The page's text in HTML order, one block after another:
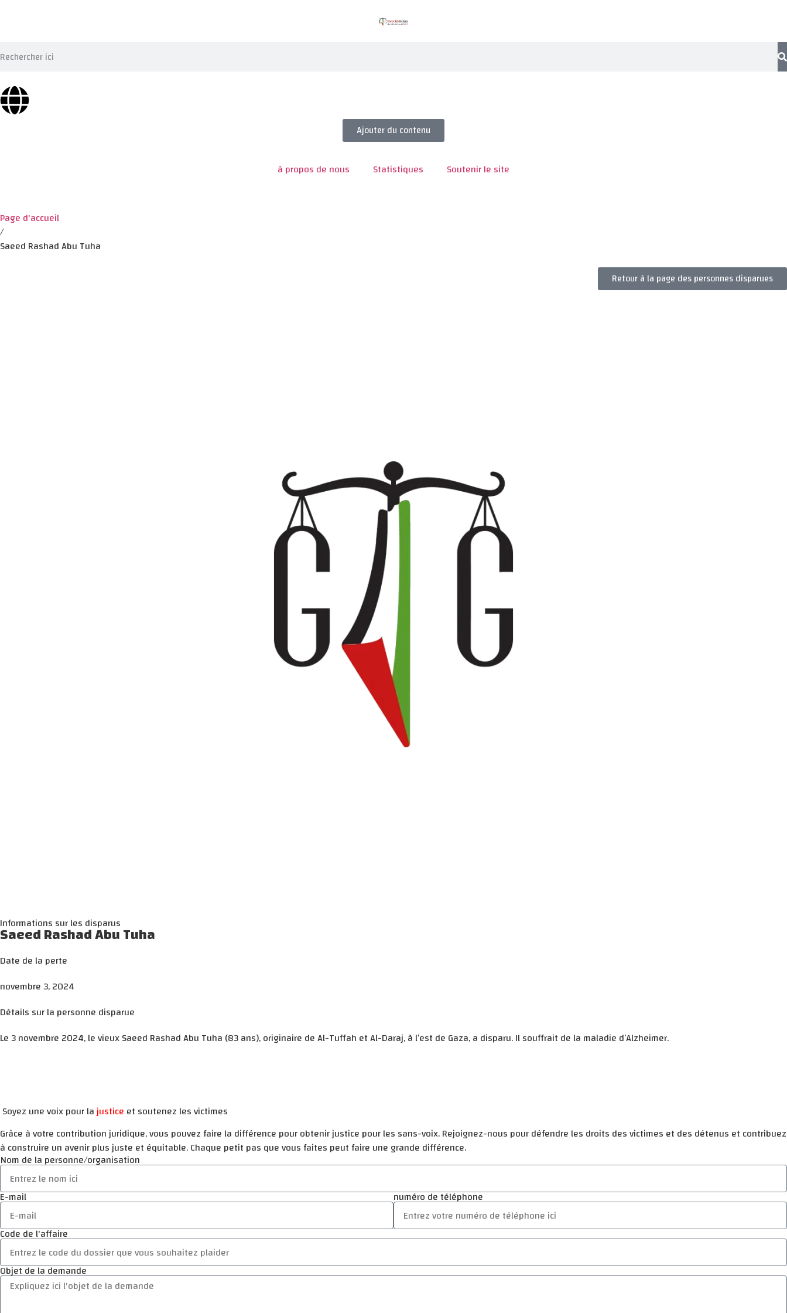
Ajouter du contenu
à propos de nous Statistiques Soutenir le site
Page d'accueil
/
Saeed Rashad Abu Tuha
Retour à la page des personnes disparues
Informations sur les disparus
Saeed Rashad Abu Tuha
Date de la perte
novembre 3, 2024
Détails sur la personne disparue
Le 3 novembre 2024, le vieux Saeed Rashad Abu Tuha (83 ans), originaire de Al-Tuffah et Al-Daraj, à l’est de Gaza, a disparu. Il souffrait de la maladie d’Alzheimer.
Soyez une voix pour lajustice et soutenez les victimes
Grâce à votre contribution juridique, vous pouvez faire la différence pour obtenir justice pour les sans-voix. Rejoignez-nous pour défendre les droits des victimes et des détenus et contribuez
à construire un avenir plus juste et équitable. Chaque petit pas que vous faites peut faire une grande différence.
Nom de la personne/organisation
E-mail numéro de téléphone
Code de l'affaire
Objet de la demande